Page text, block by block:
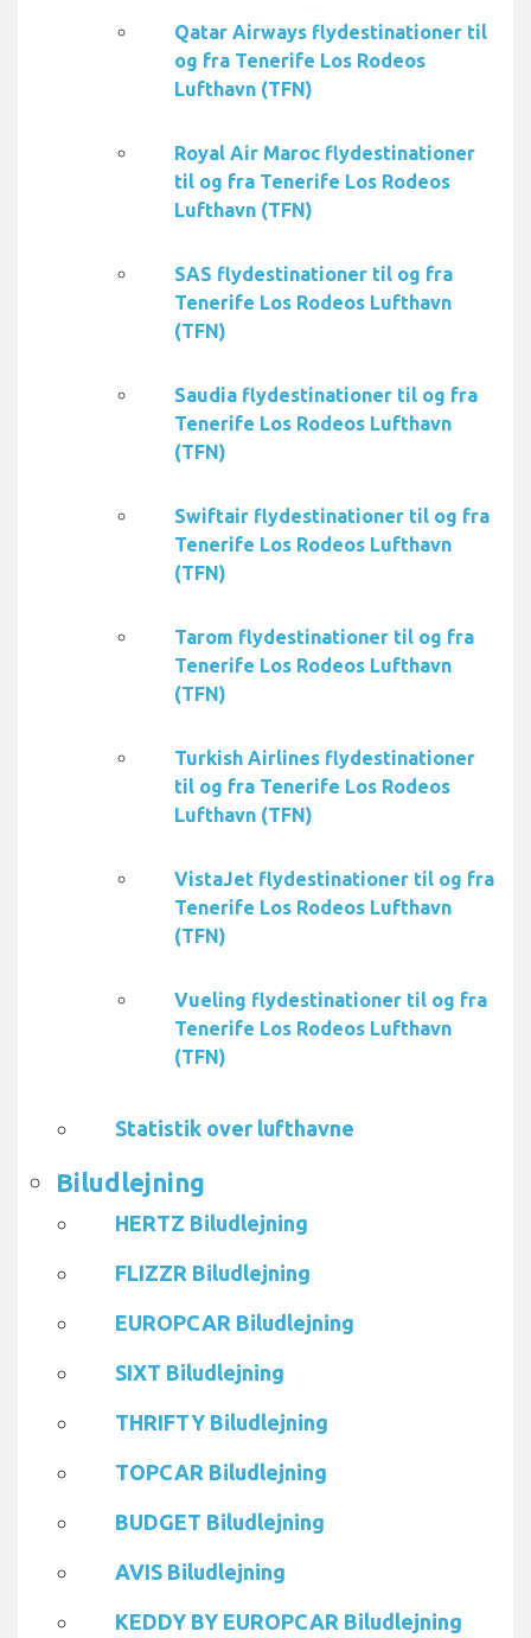
Qatar Airways flydestinationer til
og fra Tenerife Los Rodeos
Lufthavn (TFN)
Royal Air Maroc flydestinationer
til og fra Tenerife Los Rodeos
Lufthavn (TFN)
SAS flydestinationer til og fra
Tenerife Los Rodeos Lufthavn
(TFN)
Saudia flydestinationer til og fra
Tenerife Los Rodeos Lufthavn
(TFN)
Swiftair flydestinationer til og fra
Tenerife Los Rodeos Lufthavn
(TFN)
Tarom flydestinationer til og fra
Tenerife Los Rodeos Lufthavn
(TFN)
Turkish Airlines flydestinationer
til og fra Tenerife Los Rodeos
Lufthavn (TFN)
VistaJet flydestinationer til og fra
Tenerife Los Rodeos Lufthavn
(TFN)
Vueling flydestinationer til og fra
Tenerife Los Rodeos Lufthavn
(TFN)
Statistik over lufthavne
Biludlejning
HERTZ Biludlejning
FLIZZR Biludlejning
EUROPCAR Biludlejning
SIXT Biludlejning
THRIFTY Biludlejning
TOPCAR Biludlejning
BUDGET Biludlejning
AVIS Biludlejning
KEDDY BY EUROPCAR Biludlejning